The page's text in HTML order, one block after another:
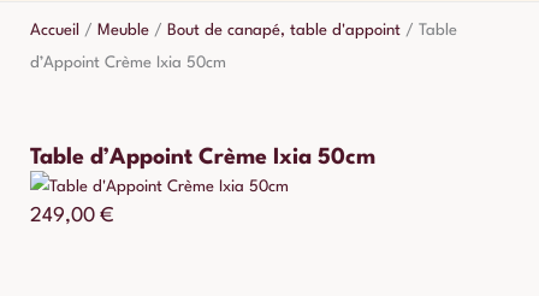
Accueil / Meuble / Bout de canapé, table d'appoint / Table
d’Appoint Crème Ixia 50cm
Table d’Appoint Crème Ixia 50cm
249,00 €